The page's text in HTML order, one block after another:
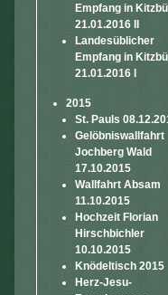
Empfang in
21.01.2016 II
Landesüblicher
Empfang in
21.01.2016 I
2015
St. Pauls
Gelöbniswallfahrt
Jochberg Wald
17.10.2015
Wallfahrt Absam
11.10.2015
Hochzeit Florian
Hirschbichler
10.10.2015
Knödeltisch 2015
Herz-Jesu-